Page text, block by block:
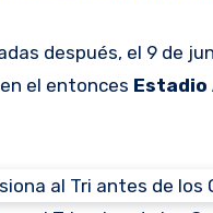
después, el 9 de
el entonces Estadio